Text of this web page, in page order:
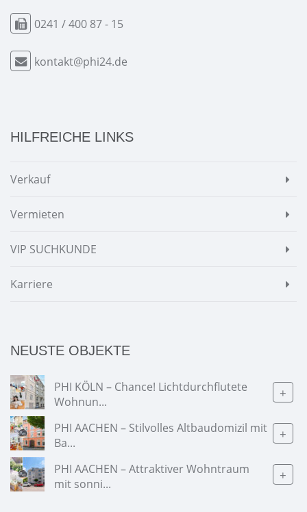
0241 / 400 87 - 15
kontakt@phi24.de
HILFREICHE LINKS
Verkauf
Vermieten
VIP SUCHKUNDE
Karriere
NEUSTE OBJEKTE
PHI KÖLN – Chance! Lichtdurchflutete
Wohnun...
+
PHI AACHEN – Stilvolles Altbaudomizil mit
Ba...
+
PHI AACHEN – Attraktiver Wohntraum
mit sonni...
+